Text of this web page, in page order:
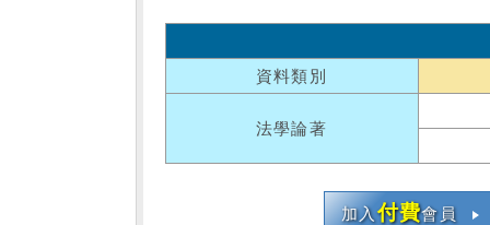
資料類別
法學論著
加入付費會員